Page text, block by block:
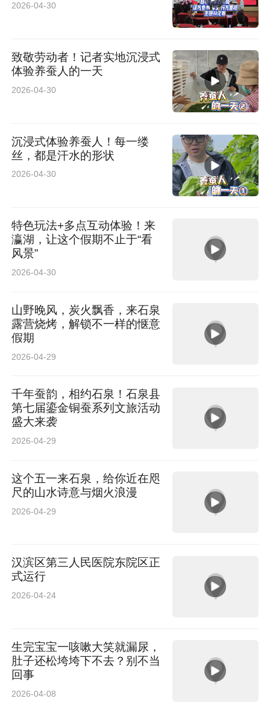
2026-04-30
致敬劳动者！记者实地沉浸式
体验养蚕人的一天
2026-04-30
沉浸式体验养蚕人！每一缕
丝，都是汗水的形状
2026-04-30
特色玩法+多点互动体验！来
瀛湖，让这个假期不止于“看
风景”
2026-04-30
山野晚风，炭火飘香，来石泉
露营烧烤，解锁不一样的惬意
假期
2026-04-29
千年蚕韵，相约石泉！石泉县
第七届鎏金铜蚕系列文旅活动
盛大来袭
2026-04-29
这个五一来石泉，给你近在咫
尺的山水诗意与烟火浪漫
2026-04-29
汉滨区第三人民医院东院区正
式运行
2026-04-24
生完宝宝一咳嗽大笑就漏尿，
肚子还松垮垮下不去？别不当
回事
2026-04-08